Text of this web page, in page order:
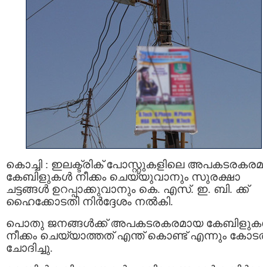
കൊച്ചി : ഇലക്ട്രിക് പോസ്റ്റുകളിലെ
കേബിളുകള്‍ നീക്കം ചെയ്യുവാനും സുരക്ഷാ
ചട്ടങ്ങള്‍ ഉറപ്പാക്കുവാനും കെ. എസ്. ഇ. ബി. ക്ക്
ഹൈക്കോടതി നിര്‍ദ്ദേശം നല്‍കി.
പൊതു ജനങ്ങൾക്ക് അപകടരകരമായ
നീക്കം ചെയ്യാത്തത് എന്ത് കൊണ്ട് എന്നും
ചോദിച്ചു.